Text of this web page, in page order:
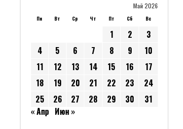
Май 2026
Пн Вт Ср Чт Пт Сб Вс
1 2
3
4
5 6 7 8 9
10
11
12 13 14 15 16
17
18
19 20 21 22 23
24
25
26 27 28 29 30
31
« Апр Июн »